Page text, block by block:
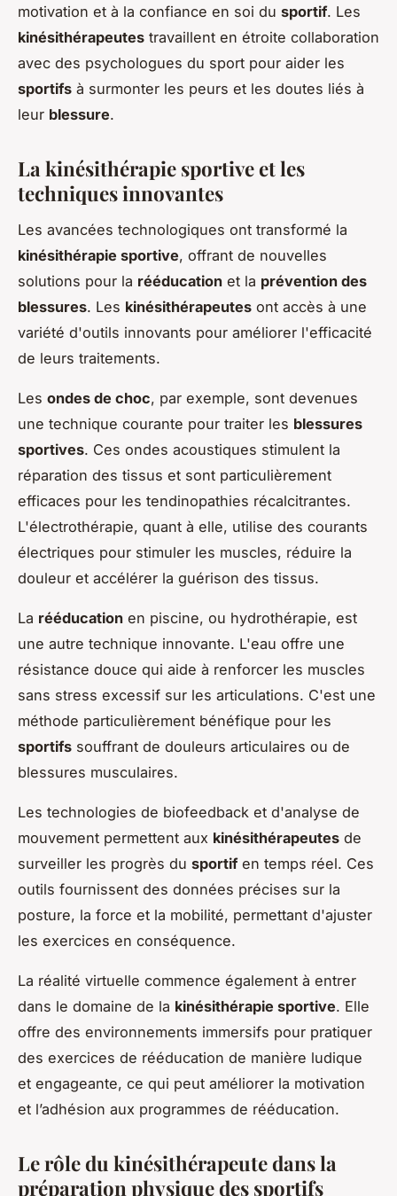
motivation et à la confiance en soi du sportif. Les
kinésithérapeutes travaillent en étroite collaboration
avec des psychologues du sport pour aider les
sportifs à surmonter les peurs et les doutes liés à
leur blessure.
La kinésithérapie sportive et les
techniques innovantes
Les avancées technologiques ont transformé la
kinésithérapie sportive, offrant de nouvelles
solutions pour la rééducation et la prévention des
blessures. Les kinésithérapeutes ont accès à une
variété d'outils innovants pour améliorer l'efficacité
de leurs traitements.
Les ondes de choc, par exemple, sont devenues
une technique courante pour traiter les blessures
sportives. Ces ondes acoustiques stimulent la
réparation des tissus et sont particulièrement
efficaces pour les tendinopathies récalcitrantes.
L'électrothérapie, quant à elle, utilise des courants
électriques pour stimuler les muscles, réduire la
douleur et accélérer la guérison des tissus.
La rééducation en piscine, ou hydrothérapie, est
une autre technique innovante. L'eau offre une
résistance douce qui aide à renforcer les muscles
sans stress excessif sur les articulations. C'est une
méthode particulièrement bénéfique pour les
sportifs souffrant de douleurs articulaires ou de
blessures musculaires.
Les technologies de biofeedback et d'analyse de
mouvement permettent aux kinésithérapeutes de
surveiller les progrès du sportifen temps réel. Ces
outils fournissent des données précises sur la
posture, la force et la mobilité, permettant d'ajuster
les exercices en conséquence.
La réalité virtuelle commence également à entrer
dans le domaine de la kinésithérapie sportive. Elle
offre des environnements immersifs pour pratiquer
des exercices de rééducation de manière ludique
et engageante, ce qui peut améliorer la motivation
et l’adhésion aux programmes de rééducation.
Le rôle du kinésithérapeute dans la
préparation physique des sportifs